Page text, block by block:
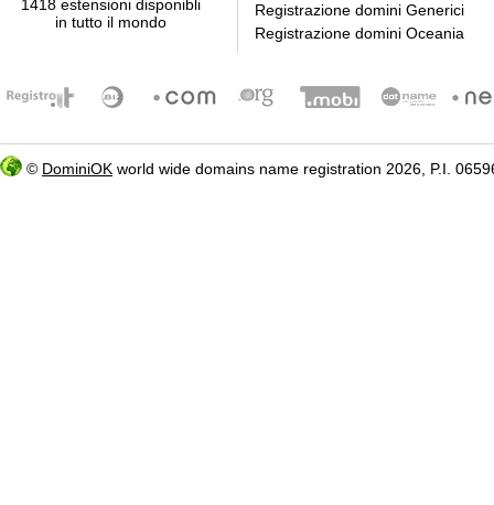
1418 estensioni disponibli
in tutto il mondo
Registrazione domini Generici
Registrazione domini Oceania
© DominiOK world wide domains name registration 2026, P.I.